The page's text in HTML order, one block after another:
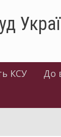
КСУ До